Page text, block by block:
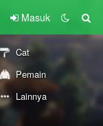
Masuk
Cat
Pemain
Lainnya